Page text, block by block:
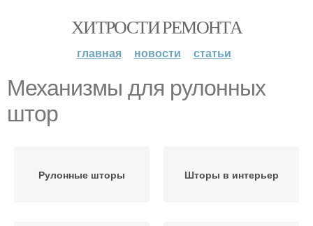
ХИТРОСТИ РЕМОНТА
главная новости статьи
Механизмы для рулонных
штор
Рулонные шторы Шторы в интерьер